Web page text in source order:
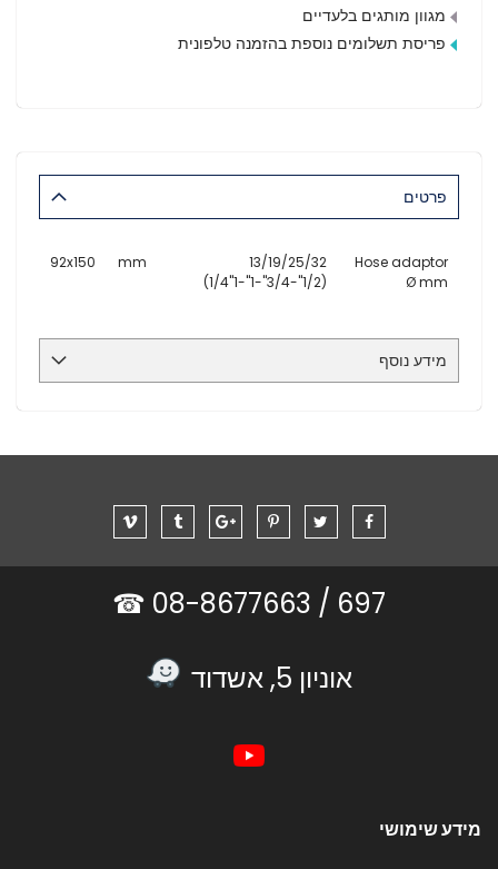
מגוון מותגים בלעדיים
פריסת תשלומים נוספת בהזמנה טלפונית
פרטים
Hose adaptor
Ø mm
13/19/25/32
(1/2"-3/4"-1"-1"1/4)
mm
92x150
מידע נוסף
697 /
אוניון 5, אשדוד
מידע שימושי